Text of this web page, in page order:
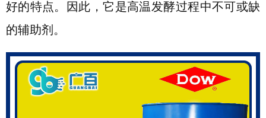
好的特点。因此，它是高温发酵过程中不可或缺
的辅助剂 。